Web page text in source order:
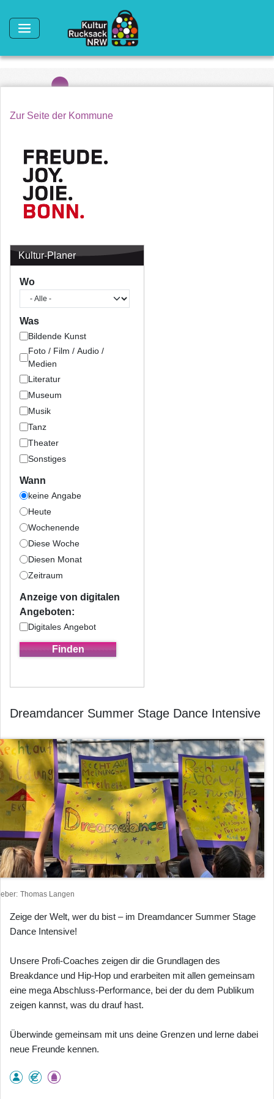
Zur Seite der Kommune
Kultur-Planer
Wo
Was
Bildende Kunst
Foto / Film / Audio /
Medien
Literatur
Museum
Musik
Tanz
Theater
Sonstiges
Wann
keine Angabe
Heute
Wochenende
Diese Woche
Diesen Monat
Zeitraum
Anzeige von digitalen
Angeboten:
Digitales Angebot
Dreamdancer Summer Stage Dance Intensive
Thomas Langen
Zeige der Welt, wer du bist – im Dreamdancer Summer Stage
Dance Intensive!
Unsere Profi-Coaches zeigen dir die Grundlagen des
Breakdance und Hip-Hop und erarbeiten mit allen gemeinsam
eine mega Abschluss-Performance, bei der du dem Publikum
zeigen kannst, was du drauf hast.
Überwinde gemeinsam mit uns deine Grenzen und lerne dabei
neue Freunde kennen.